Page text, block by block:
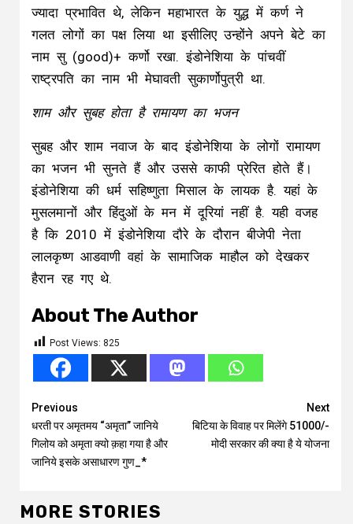
ज्यादा प्रभावित थे, लेकिन महाभारत के युद्ध में कर्ण ने
गलत लोगों का पक्ष लिया था इसीलिए उन्होंने अपने बेटे का
नाम सु (good)+ कर्णो रखा. इंडोनेशिया के पांचवीं
राष्ट्रपति का नाम भी मेघावती सुकार्णोपुत्री था.
शाम और सुबह होता है रामायण का भजन
सुबह और शाम नवाज के बाद इंडोनेशिया के लोगों रामायण
का भजन भी सुनते हैं और उससे काफी प्रेरित होते हैं।
इंडोनेशिया की धर्म सहिष्णुता मिसाल के लायक है. यहां के
मुसलमानों और हिंदुओं के मन में दूरियां नहीं है. यही वजह
है कि 2010 में इंडोनेशिया दौरे के दौरान बीजेपी नेता
लालकृष्ण आडवाणी वहां के सामाजिक माहौल को देखकर
हैरान रह गए थे.
About The Author
Post Views: 825
Continue
Reading
Previous
धरती पर अमृतमय “अमृता” जानिये
गिलोय को अमृता क्यो क़हा गया है और
जानिये इसके असाधारण गुण_*
Next
बिटिया के विवाह पर मिलेंगे 51000/-
मोदी सरकार की क्या है ये योजना
MORE STORIES